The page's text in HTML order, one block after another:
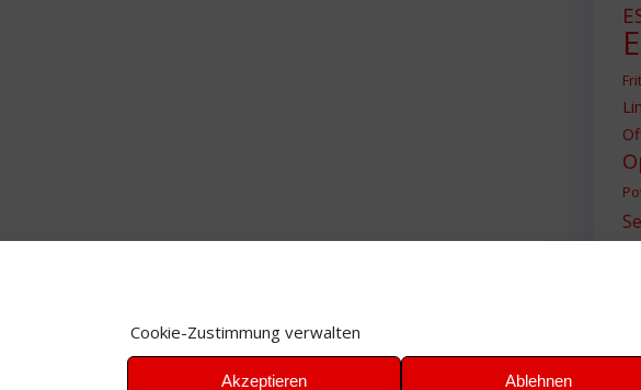
Cookie-Zustimmung verwalten
Akzeptieren Ablehnen